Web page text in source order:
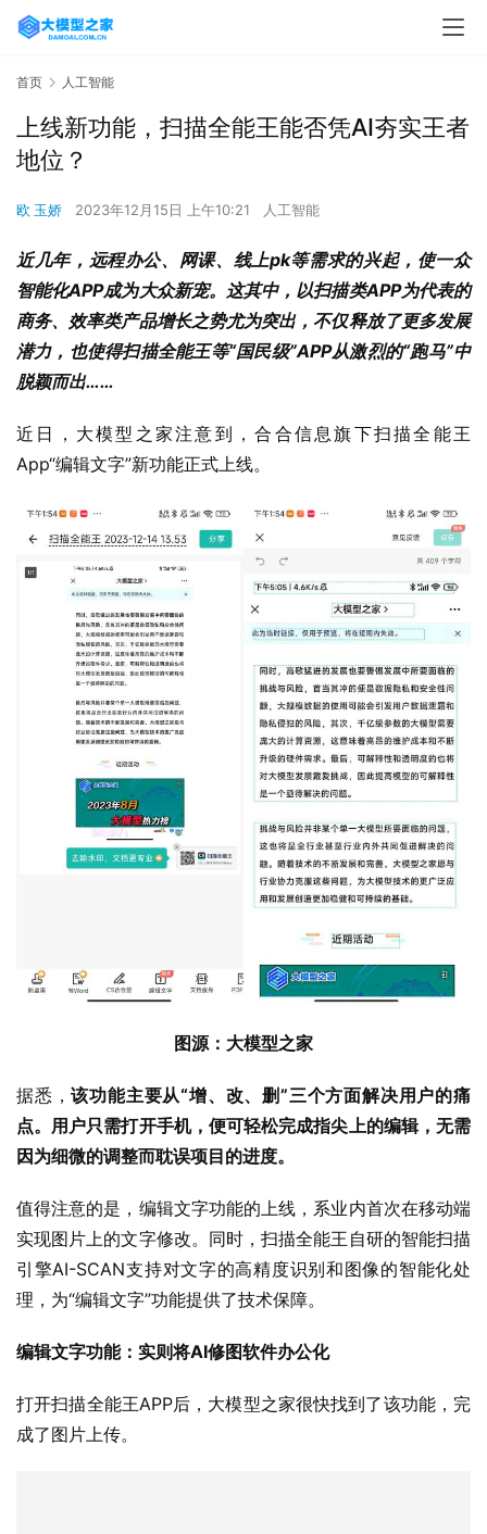
首页 人工智能
上线新功能，扫描全能王能否凭AI夯实王者
地位？
欧 玉娇 2023年12月15日 上午10:21 人工智能
近几年，远程办公、网课、线上pk等需求的兴起，使一众
智能化APP成为大众新宠。这其中，以扫描类APP为代表的
商务、效率类产品增长之势尤为突出，不仅释放了更多发展
潜力，也使得扫描全能王等“国民级”APP从激烈的“跑马”中
脱颖而出……
近日，大模型之家注意到，合合信息旗下扫描全能王
App“编辑文字”新功能正式上线。
图源：大模型之家
据悉，该功能主要从“增、改、删”三个方面解决用户的痛
点。用户只需打开手机，便可轻松完成指尖上的编辑，无需
因为细微的调整而耽误项目的进度。
值得注意的是，编辑文字功能的上线，系业内首次在移动端
实现图片上的文字修改。同时，扫描全能王自研的智能扫描
引擎AI-SCAN支持对文字的高精度识别和图像的智能化处
理，为“编辑文字”功能提供了技术保障。
编辑文字功能：实则将AI修图软件办公化
打开扫描全能王APP后，大模型之家很快找到了该功能，完
成了图片上传。